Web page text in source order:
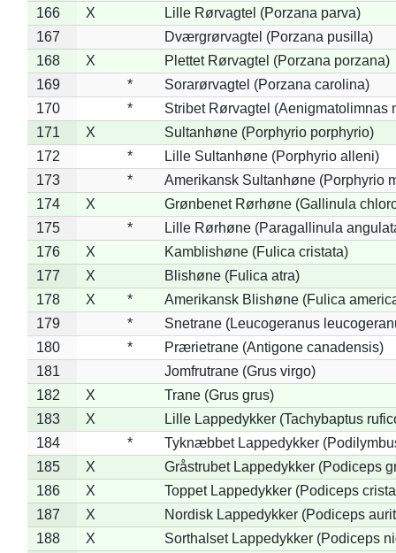
166
X
Lille Rørvagtel (Porzana parva)
167
Dværgrørvagtel (Porzana pusilla)
168
X
Plettet Rørvagtel (Porzana porzana)
169
*
Sorarørvagtel (Porzana carolina)
170
*
Stribet Rørvagtel (Aenigmatolimnas
171
X
Sultanhøne (Porphyrio porphyrio)
172
*
Lille Sultanhøne (Porphyrio alleni)
173
*
Amerikansk Sultanhøne (Porphyrio
174
X
Grønbenet Rørhøne (Gallinula
175
*
Lille Rørhøne (Paragallinula
176
X
Kamblishøne (Fulica cristata)
177
X
Blishøne (Fulica atra)
178
X *
Amerikansk Blishøne (Fulica
179
*
Snetrane (Leucogeranus
180
*
Prærietrane (Antigone canadensis)
181
Jomfrutrane (Grus virgo)
182
X
Trane (Grus grus)
183
X
Lille Lappedykker (Tachybaptus
184
*
Tyknæbbet Lappedykker
185
X
Gråstrubet Lappedykker (Podiceps
186
X
Toppet Lappedykker (Podiceps
187
X
Nordisk Lappedykker (Podiceps
188
X
Sorthalset Lappedykker (Podiceps